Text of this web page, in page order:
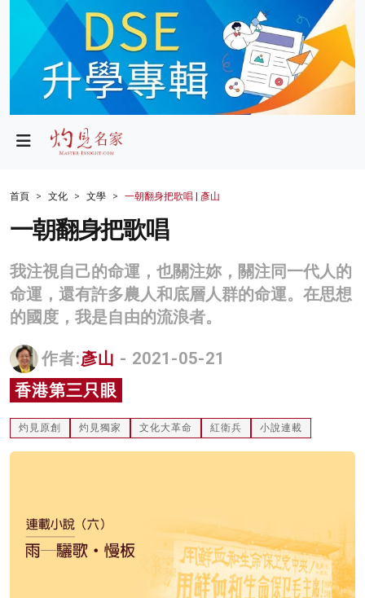
政局
財經
生活
商業
科技
影片
名家榜
灼見活動
關於我們
首頁 文化 文學 一朝翻身把歌唱 | 彥山
一朝翻身把歌唱
我注視自己的命運，也關注妳，關注同一代人的
命運，還有許多農人和底層人群的命運。在思想
的國度，我是自由的流浪者。
作者:彥山 - 2021-05-21
香港第三只眼
灼見原創 灼見獨家 文化大革命 紅衛兵 小說連載